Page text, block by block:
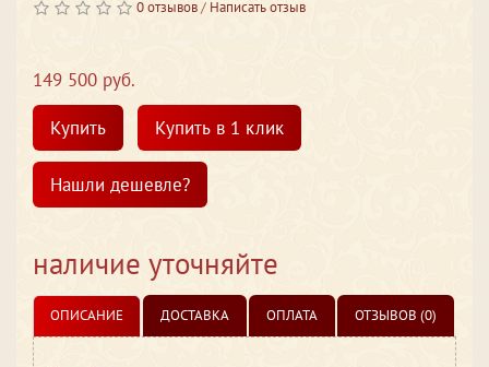
0 отзывов/ Написать отзыв
149 500 руб.
Купить
Купить в 1 клик
Нашли дешевле?
наличие уточняйте
ОПИСАНИЕ ДОСТАВКА ОПЛАТА ОТЗЫВОВ (0)